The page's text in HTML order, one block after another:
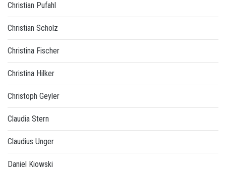
Christian Pufahl
Christian Scholz
Christina Fischer
Christina Hilker
Christoph Geyler
Claudia Stern
Claudius Unger
Daniel Kiowski